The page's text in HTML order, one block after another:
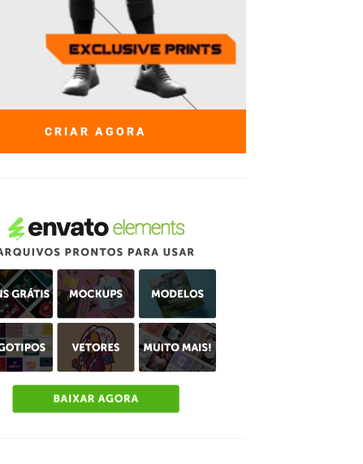
CRIAR AGORA